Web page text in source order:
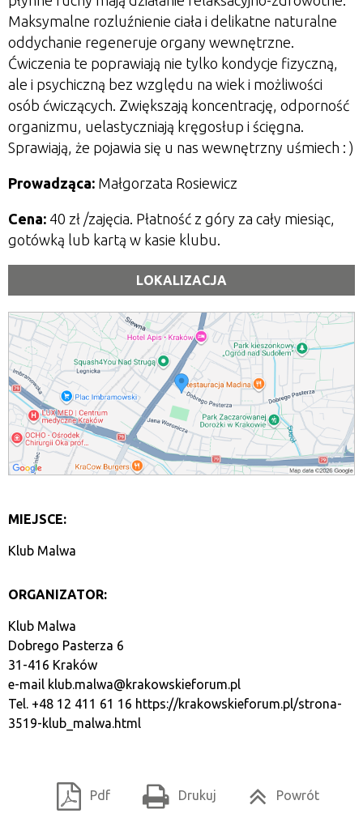
Maksymalne rozluźnienie ciała i delikatne naturalne
oddychanie regeneruje organy wewnętrzne.
Ćwiczenia te poprawiają nie tylko kondycje fizyczną,
ale i psychiczną bez względu na wiek i możliwości
osób ćwiczących. Zwiększają koncentrację, odporność
organizmu, uelastyczniają kręgosłup i ścięgna.
Sprawiają, że pojawia się u nas wewnętrzny uśmiech : )
Prowadząca: Małgorzata Rosiewicz
Cena: 40 zł /zajęcia. Płatność z góry za cały miesiąc,
gotówką lub kartą w kasie klubu.
LOKALIZACJA
MIEJSCE:
Klub Malwa
ORGANIZATOR:
Klub Malwa
Dobrego Pasterza 6
31-416 Kraków
e-mail klub.malwa@krakowskieforum.pl
Tel. +48 12 411 61 16 https://krakowskieforum.pl/strona-
3519-klub_malwa.html
Pdf Drukuj Powrót